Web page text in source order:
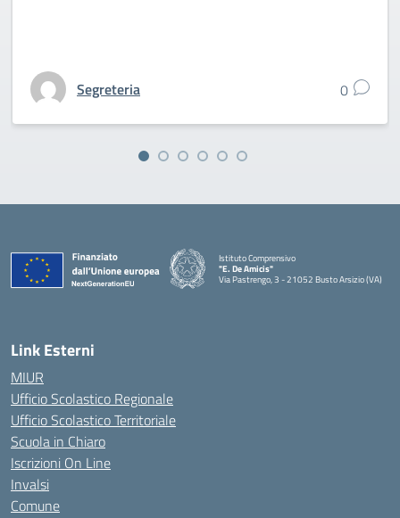
Segreteria 0
Istituto Comprensivo
"E. De Amicis"
Via Pastrengo, 3 - 21052 Busto Arsizio (VA)
Link Esterni
MIUR
Ufficio Scolastico Regionale
Ufficio Scolastico Territoriale
Scuola in Chiaro
Iscrizioni On Line
Invalsi
Comune